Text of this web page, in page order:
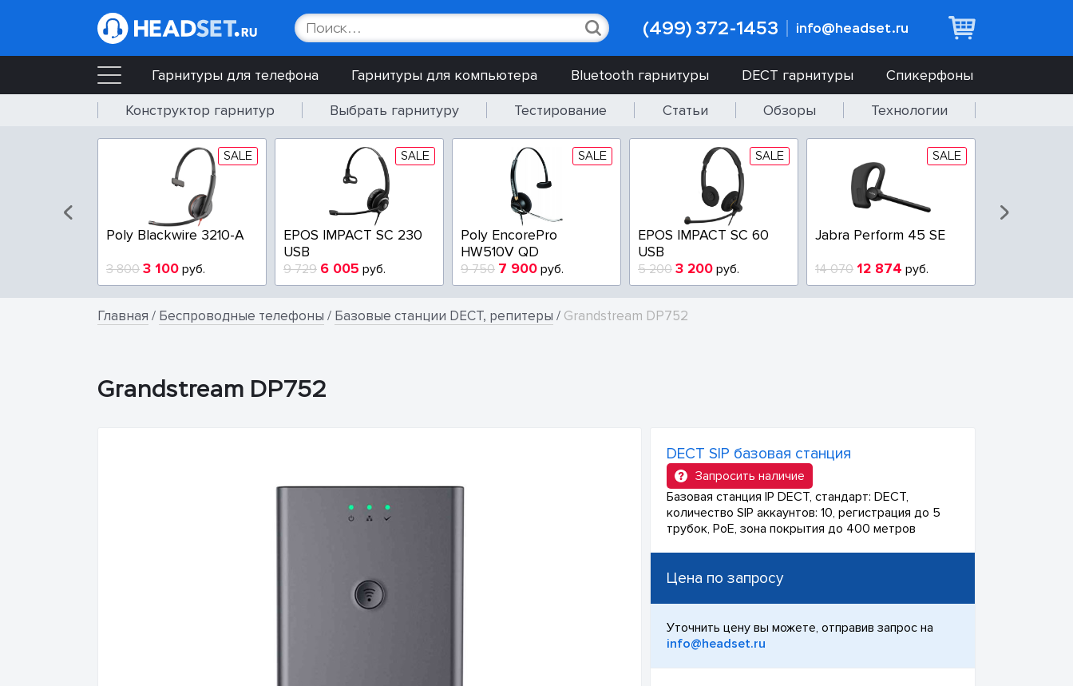
(499) 372-1453 info@headset.ru
Гарнитуры для телефона Гарнитуры для компьютера Bluetooth гарнитуры DECT гарнитуры
Спикерфоны
Конструктор гарнитур
Выбрать гарнитуру Тестирование Статьи Обзоры Технологии
SALE
Poly Blackwire 3210-A
3 800 3 100 руб.
SALE
EPOS IMPACT SC 230
USB
9 729 6 005 руб.
SALE
Poly EncorePro
HW510V QD
9 750 7 900 руб.
SALE
EPOS IMPACT SC 60
USB
5 200 3 200 руб.
SALE
Jabra Perform 45 SE
14 070 12 874 руб.
Главная / Беспроводные телефоны / Базовые станции DECT, репитеры / Grandstream DP752
Grandstream DP752
DECT SIP базовая станция
Запросить наличие
Базовая станция IP DECT, стандарт: DECT,
количество SIP аккаунтов: 10, регистрация до 5
трубок, PoE, зона покрытия до 400 метров
Цена по запросу
Уточнить цену вы можете, отправив запрос на
info@headset.ru